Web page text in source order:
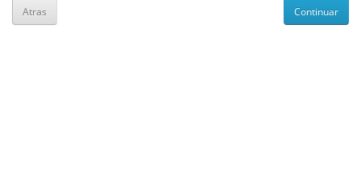
Atras